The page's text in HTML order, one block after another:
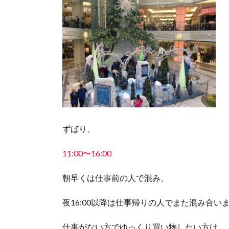
ずばり、
11:00〜16:00
朝早くは仕事前の人で混み、
夜16:00以降は仕事帰りの人でまた混み合い
仕事がない方でゆっくり買い物したい方は